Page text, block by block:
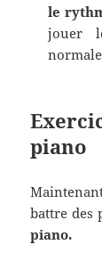
le
jouer
piano
battre des
piano.